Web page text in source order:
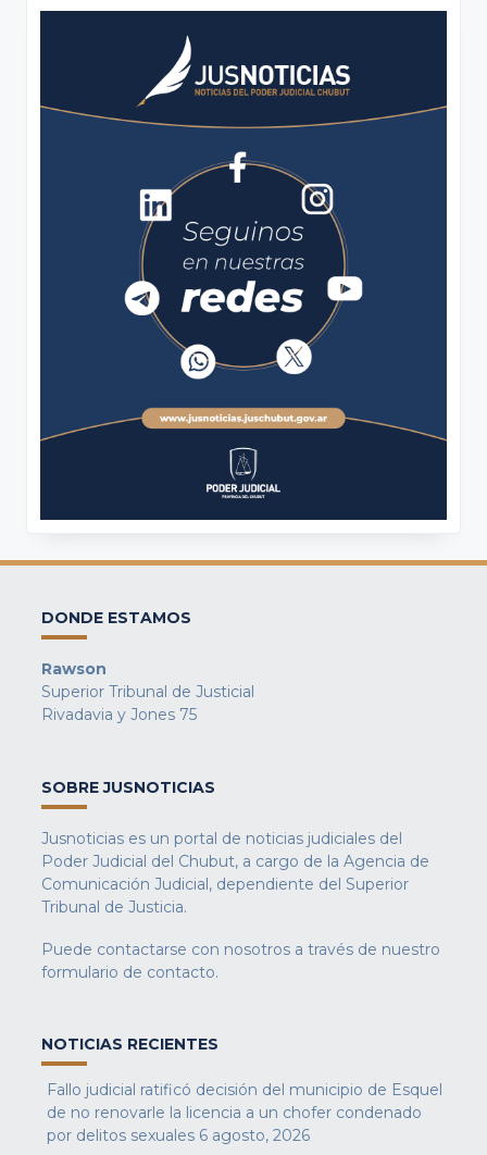
DONDE ESTAMOS
Rawson
Superior Tribunal de Justicial
Rivadavia y Jones 75
SOBRE JUSNOTICIAS
Jusnoticias es un portal de noticias judiciales del
Poder Judicial del Chubut, a cargo de la Agencia de
Comunicación Judicial, dependiente del Superior
Tribunal de Justicia.
Puede contactarse con nosotros a través de nuestro
formulario de contacto.
NOTICIAS RECIENTES
Fallo judicial ratificó decisión del municipio de Esquel
de no renovarle la licencia a un chofer condenado
por delitos sexuales 6 agosto, 2026